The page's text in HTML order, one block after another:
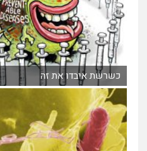
כשרשת איבדו את זה